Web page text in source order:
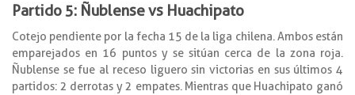
Partido 5: Ñublense vs Huachipato
Cotejo pendiente por la fecha 15 de la liga chilena. Ambos están
emparejados en 16 puntos y se sitúan cerca de la zona roja.
Ñublense se fue al receso liguero sin victorias en sus últimos 4
partidos: 2 derrotas y 2 empates. Mientras que Huachipato ganó